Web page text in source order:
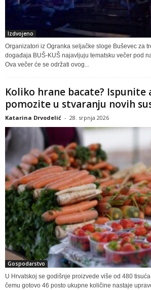
Izdvojeno
Organizatori iz Ogranka seljačke sloge Buševec za
događaja BUŠ-KUŠ najavljuju tematsku večer pod
Ova večer će se održati ovog...
Koliko hrane bacate? Ispunite
pomozite u stvaranju novih
Katarina Drvodelić - 28. srpnja 2026
Gospodarstvo
U Hrvatskoj se godišnje proizvede više od 480
čemu gotovo 46 posto ukupne količine nastaje